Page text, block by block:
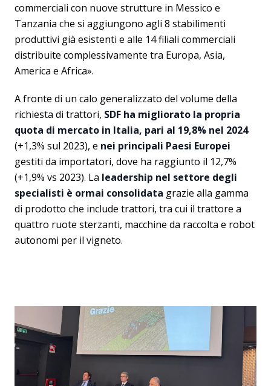
commerciali con nuove strutture in Messico e
Tanzania che si aggiungono agli 8 stabilimenti
produttivi già esistenti e alle 14 filiali commerciali
distribuite complessivamente tra Europa, Asia,
America e Africa».
A fronte di un calo generalizzato del volume della
richiesta di trattori, SDF ha migliorato la propria
quota di mercato in Italia, pari al 19,8% nel 2024
(+1,3% sul 2023), e nei principali Paesi Europei
gestiti da importatori, dove ha raggiunto il 12,7%
(+1,9% vs 2023). La leadership nel settore degli
specialisti è ormai consolidata grazie alla gamma
di prodotto che include trattori, tra cui il trattore a
quattro ruote sterzanti, macchine da raccolta e robot
autonomi per il vigneto.